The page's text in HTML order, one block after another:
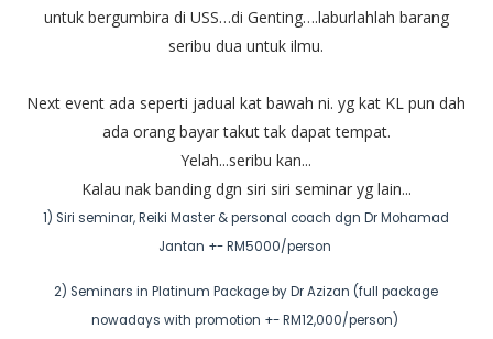
untuk bergumbira di USS…di Genting….laburlahlah barang
seribu dua untuk ilmu.
Next event ada seperti jadual kat bawah ni. yg kat KL pun dah
ada orang bayar takut tak dapat tempat.
Yelah...seribu kan...
Kalau nak banding dgn siri siri seminar yg lain...
1) Siri seminar, Reiki Master & personal coach dgn Dr Mohamad
Jantan +- RM5000/person
2) Seminars in Platinum Package by Dr Azizan (full package
nowadays with promotion +- RM12,000/person)